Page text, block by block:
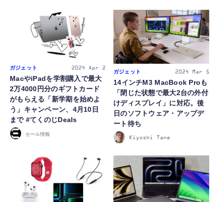
ガジェット 2024 Apr 2
MacやiPadを学割購入で最大
2万4000円分のギフトカード
がもらえる「新学期を始めよ
う」キャンペーン、4月10日
まで #てくのじDeals
セール情報
ガジェット 2024 Mar 5
14インチM3 MacBook Proも
「閉じた状態で最大2台の外付
けディスプレイ」に対応。後
日のソフトウェア・アップデ
ート待ち
Kiyoshi Tane